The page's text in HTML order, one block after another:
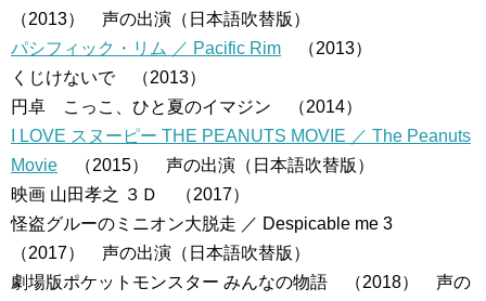
（2013） 声の出演（日本語吹替版）
パシフィック・リム ／ Pacific Rim （2013）
くじけないで （2013）
円卓 こっこ、ひと夏のイマジン （2014）
I LOVE スヌーピー THE PEANUTS MOVIE ／ The Peanuts
Movie （2015） 声の出演（日本語吹替版）
映画 山田孝之 ３Ｄ （2017）
怪盗グルーのミニオン大脱走 ／ Despicable me 3
（2017） 声の出演（日本語吹替版）
劇場版ポケットモンスター みんなの物語 （2018） 声の